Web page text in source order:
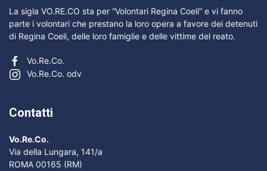
La sigla VO.RE.CO sta per “Volontari Regina Coeli” e vi fanno
parte i volontari che prestano la loro opera a favore dei detenuti
di Regina Coeli, delle loro famiglie e delle vittime del reato.
Vo.Re.Co.
Vo.Re.Co. odv
Contatti
Vo.Re.Co.
Via della Lungara, 141/a
ROMA 00165 (RM)